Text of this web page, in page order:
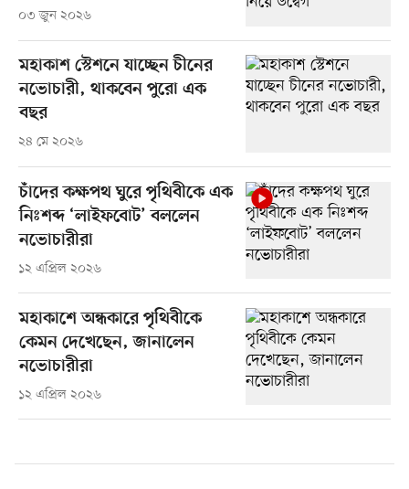
০৩ জুন ২০২৬
মহাকাশ স্টেশনে যাচ্ছেন চীনের
নভোচারী, থাকবেন পুরো এক
বছর
২৪ মে ২০২৬
চাঁদের কক্ষপথ ঘুরে পৃথিবীকে এক
নিঃশব্দ ‘লাইফবোট’ বললেন
নভোচারীরা
১২ এপ্রিল ২০২৬
মহাকাশে অন্ধকারে পৃথিবীকে
কেমন দেখেছেন, জানালেন
নভোচারীরা
১২ এপ্রিল ২০২৬